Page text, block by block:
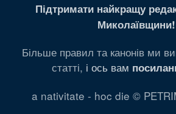
Підтримати найкращу
Миколаївщини!
Більше правил та канонів ми
статті, і ось вам
a nativitate - hoc die ©